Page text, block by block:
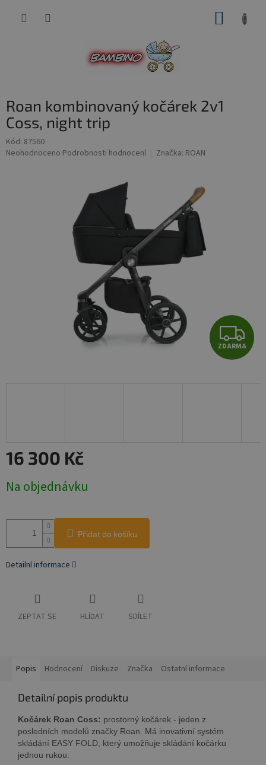
Roan kombinovaný kočárek 2v1
Coss, night trip
Kód: 87560
Průměrné
Neohodnoceno Podrobnosti hodnocení Značka: ROAN
Z
D
ZDARMA
16 300 Kč
cena:
Na objednávku
Přidat do košíku
Detailní informace
ZEPTAT SE HLÍDAT SDÍLET
Popis Hodnocení Diskuze Značka Ostatní informace
Detailní popis produktu
Kočárek Roan Coss: prostorný kočárek - jeden z
posledních modelů značky Roan. Má inovativní systém
skládání EASY FOLD, který umožňuje skládání kočárku
jednou rukou.